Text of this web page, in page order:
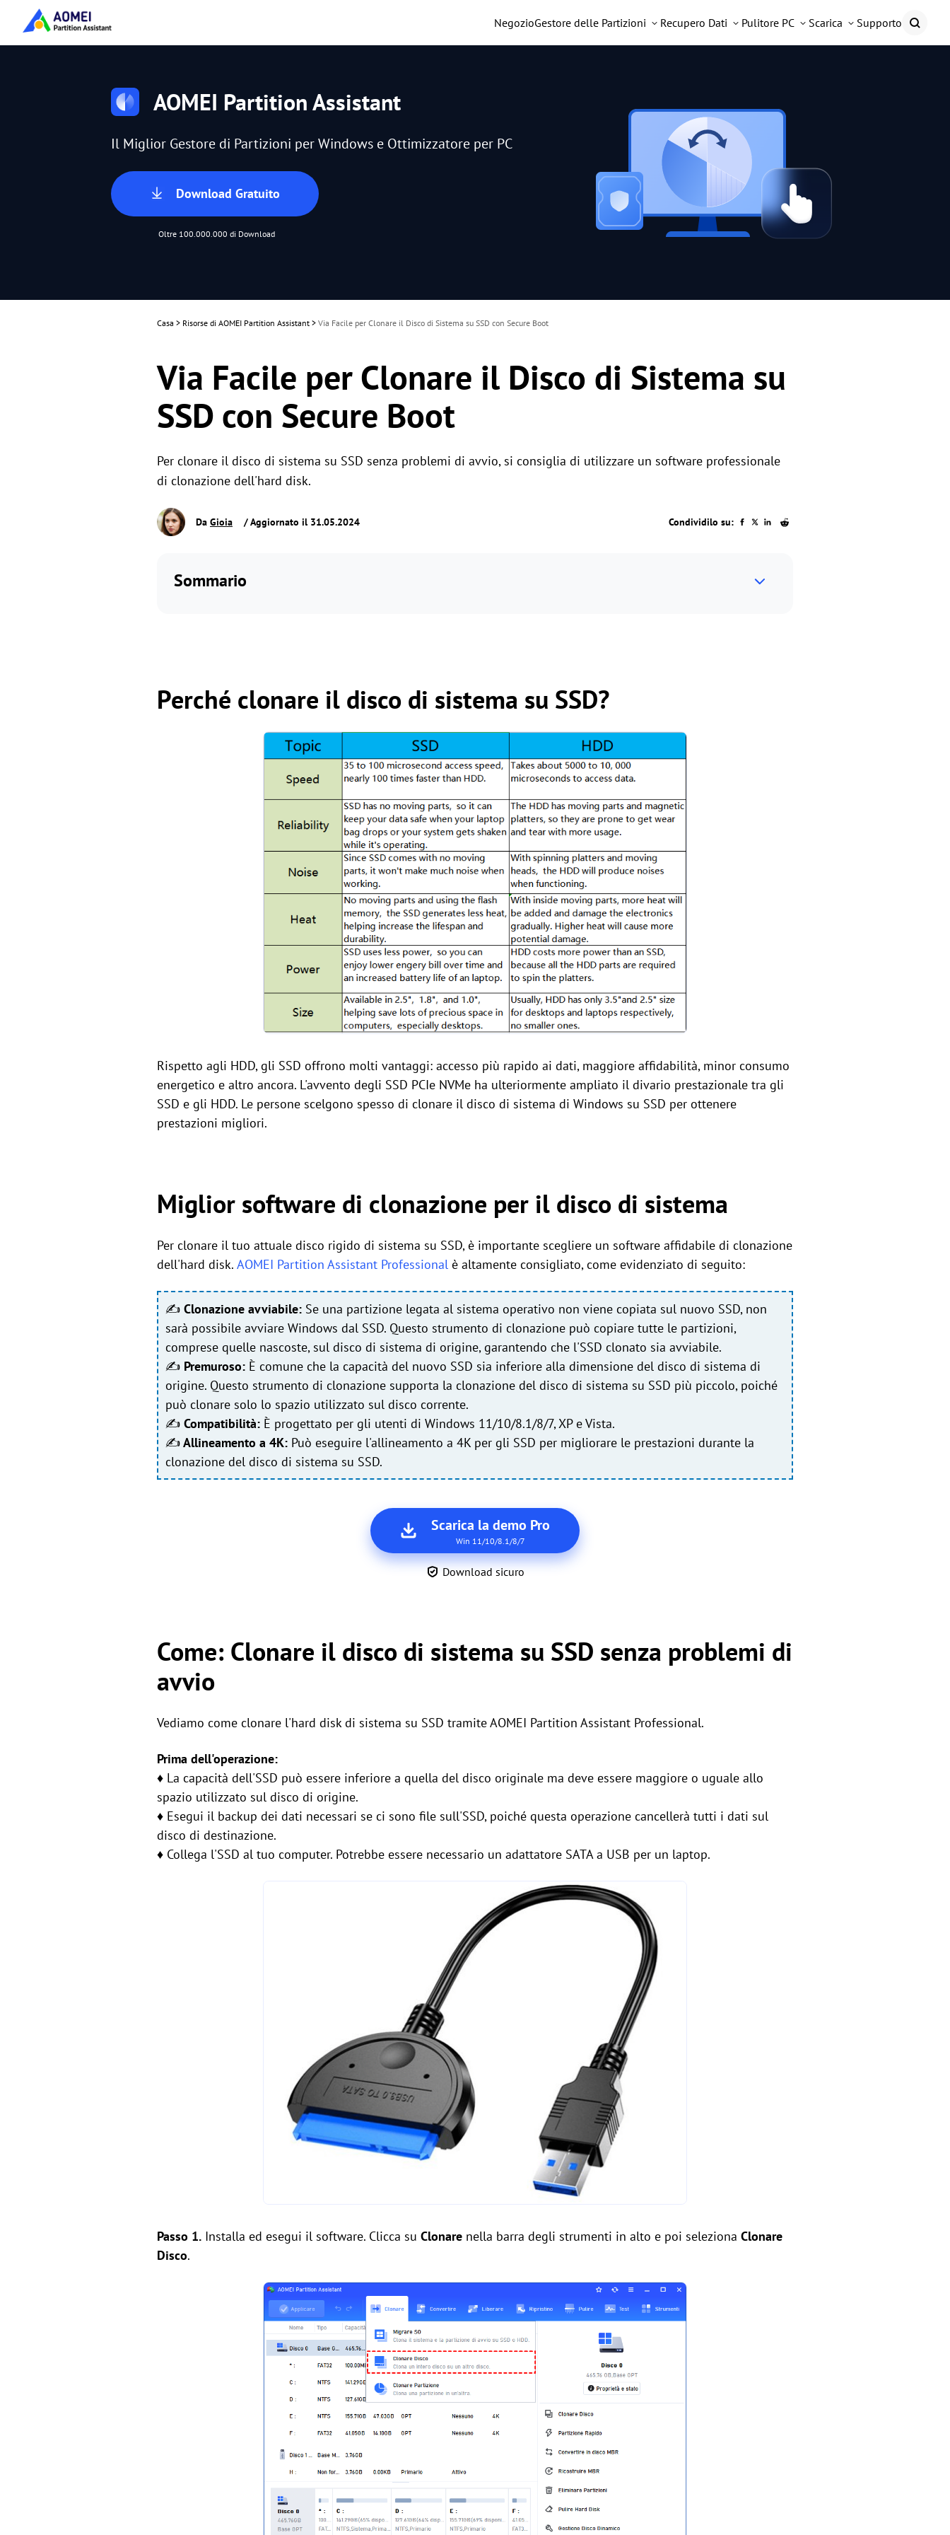
NegozioGestore delle Partizioni Recupero Dati Pulitore PC Scarica Supporto
AOMEI Partition Assistant
Il Miglior Gestore di Partizioni per Windows e Ottimizzatore per PC
Download Gratuito
Oltre 100.000.000 di Download
Casa > Risorse di AOMEI Partition Assistant > Via Facile per Clonare il Disco di Sistema su SSD con Secure Boot
Via Facile per Clonare il Disco di Sistema su
SSD con Secure Boot
Per clonare il disco di sistema su SSD senza problemi di avvio, si consiglia di utilizzare un software professionale
di clonazione dell'hard disk.
Da Gioia / Aggiornato il 31.05.2024 Condividilo su:
Sommario
Perché clonare il disco di sistema su SSD?
Rispetto agli HDD, gli SSD offrono molti vantaggi: accesso più rapido ai dati, maggiore affidabilità, minor consumo
energetico e altro ancora. L'avvento degli SSD PCIe NVMe ha ulteriormente ampliato il divario prestazionale tra gli
SSD e gli HDD. Le persone scelgono spesso di clonare il disco di sistema di Windows su SSD per ottenere
prestazioni migliori.
Miglior software di clonazione per il disco di sistema
Per clonare il tuo attuale disco rigido di sistema su SSD, è importante scegliere un software affidabile di clonazione
dell'hard disk. AOMEI Partition Assistant Professional è altamente consigliato, come evidenziato di seguito:
✍ Clonazione avviabile: Se una partizione legata al sistema operativo non viene copiata sul nuovo SSD, non
sarà possibile avviare Windows dal SSD. Questo strumento di clonazione può copiare tutte le partizioni,
comprese quelle nascoste, sul disco di sistema di origine, garantendo che l'SSD clonato sia avviabile.
✍ Premuroso: È comune che la capacità del nuovo SSD sia inferiore alla dimensione del disco di sistema di
origine. Questo strumento di clonazione supporta la clonazione del disco di sistema su SSD più piccolo, poiché
può clonare solo lo spazio utilizzato sul disco corrente.
✍ Compatibilità: È progettato per gli utenti di Windows 11/10/8.1/8/7, XP e Vista.
✍Allineamento a 4K: Può eseguire l'allineamento a 4K per gli SSD per migliorare le prestazioni durante la
clonazione del disco di sistema su SSD.
Scarica la demo Pro
Win 11/10/8.1/8/7
Download sicuro
Come: Clonare il disco di sistema su SSD senza problemi di
avvio
Vediamo come clonare l'hard disk di sistema su SSD tramite AOMEI Partition Assistant Professional.
Prima dell'operazione:
♦ La capacità dell'SSD può essere inferiore a quella del disco originale ma deve essere maggiore o uguale allo
spazio utilizzato sul disco di origine.
♦ Esegui il backup dei dati necessari se ci sono file sull'SSD, poiché questa operazione cancellerà tutti i dati sul
disco di destinazione.
♦ Collega l'SSD al tuo computer. Potrebbe essere necessario un adattatore SATA a USB per un laptop.
Passo 1. Installa ed esegui il software. Clicca su Clonare nella barra degli strumenti in alto e poi seleziona Clonare
Disco.